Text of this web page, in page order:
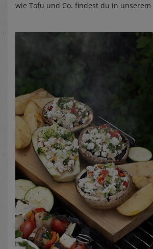
wie Tofu und Co. findest du in unserem